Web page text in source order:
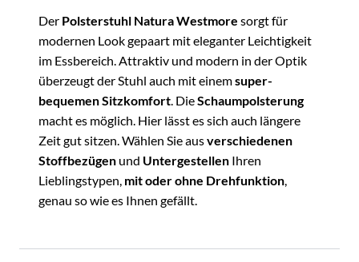
Der Polsterstuhl Natura Westmore sorgt für
modernen Look gepaart mit eleganter Leichtigkeit
im Essbereich. Attraktiv und modern in der Optik
überzeugt der Stuhl auch mit einemsuper-
bequemen Sitzkomfort. DieSchaumpolsterung
macht es möglich. Hier lässt es sich auch längere
Zeit gut sitzen. Wählen Sie ausverschiedenen
Stoffbezügen und Untergestellen Ihren
Lieblingstypen, mit oder ohne Drehfunktion,
genau so wie es Ihnen gefällt.